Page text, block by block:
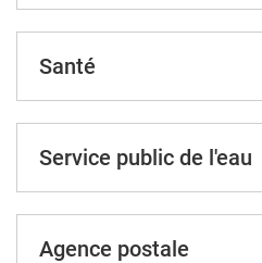
Santé
Service public de l'eau
Agence postale